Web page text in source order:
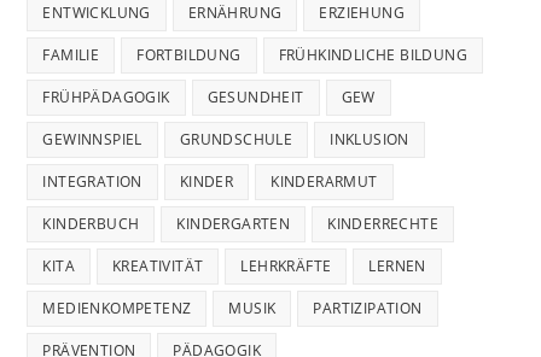
ENTWICKLUNG ERNÄHRUNG ERZIEHUNG
FAMILIE FORTBILDUNG FRÜHKINDLICHE BILDUNG
FRÜHPÄDAGOGIK GESUNDHEIT GEW
GEWINNSPIEL GRUNDSCHULE INKLUSION
INTEGRATION KINDER KINDERARMUT
KINDERBUCH KINDERGARTEN KINDERRECHTE
KITA KREATIVITÄT LEHRKRÄFTE LERNEN
MEDIENKOMPETENZ MUSIK PARTIZIPATION
PRÄVENTION PÄDAGOGIK